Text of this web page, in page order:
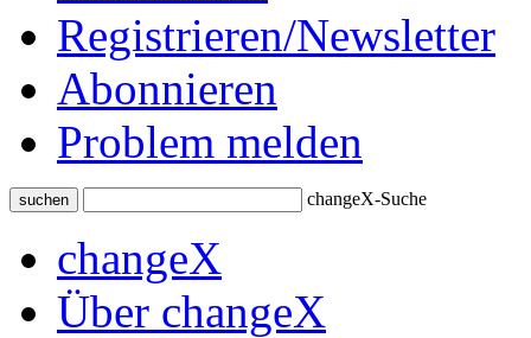
Registrieren/Newsletter
Abonnieren
Problem melden
suchen changeX-Suche
changeX
Über changeX